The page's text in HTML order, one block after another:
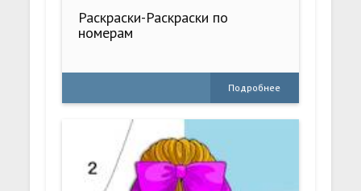
Раскраски-Раскраски по
номерам
Подробнее